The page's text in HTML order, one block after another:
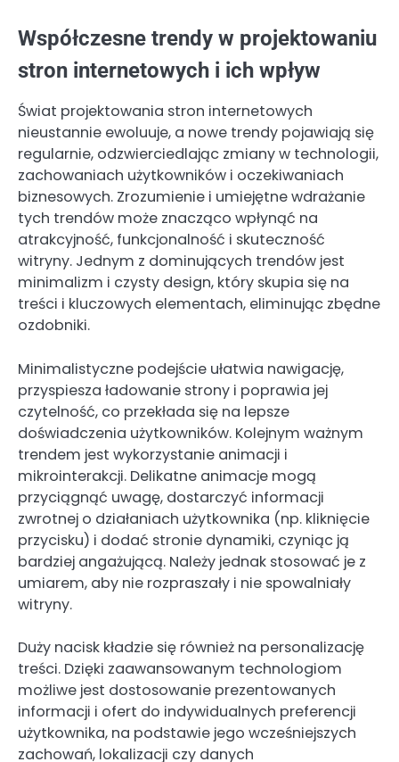
Współczesne trendy w projektowaniu
stron internetowych i ich wpływ
Świat projektowania stron internetowych
nieustannie ewoluuje, a nowe trendy pojawiają się
regularnie, odzwierciedlając zmiany w technologii,
zachowaniach użytkowników i oczekiwaniach
biznesowych. Zrozumienie i umiejętne wdrażanie
tych trendów może znacząco wpłynąć na
atrakcyjność, funkcjonalność i skuteczność
witryny. Jednym z dominujących trendów jest
minimalizm i czysty design, który skupia się na
treści i kluczowych elementach, eliminując zbędne
ozdobniki.
Minimalistyczne podejście ułatwia nawigację,
przyspiesza ładowanie strony i poprawia jej
czytelność, co przekłada się na lepsze
doświadczenia użytkowników. Kolejnym ważnym
trendem jest wykorzystanie animacji i
mikrointerakcji. Delikatne animacje mogą
przyciągnąć uwagę, dostarczyć informacji
zwrotnej o działaniach użytkownika (np. kliknięcie
przycisku) i dodać stronie dynamiki, czyniąc ją
bardziej angażującą. Należy jednak stosować je z
umiarem, aby nie rozpraszały i nie spowalniały
witryny.
Duży nacisk kładzie się również na personalizację
treści. Dzięki zaawansowanym technologiom
możliwe jest dostosowanie prezentowanych
informacji i ofert do indywidualnych preferencji
użytkownika, na podstawie jego wcześniejszych
zachowań, lokalizacji czy danych